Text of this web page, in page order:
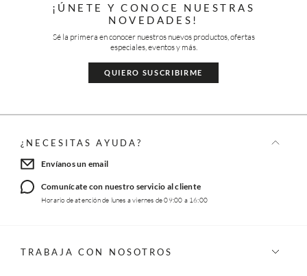
¡ÚNETE Y CONOCE NUESTRAS
NOVEDADES!
Sé la primera en conocer nuestros nuevos productos, ofertas
especiales, eventos y más.
QUIERO SUSCRIBIRME
¿NECESITAS AYUDA?
Envíanos un email
Comunícate con nuestro servicio al cliente
Horario de atención de lunes a viernes de 09:00 a 16:00
TRABAJA CON NOSOTROS